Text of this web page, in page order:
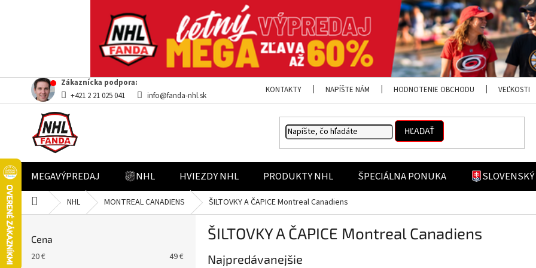
Prejsť
obsah
Zákaznícka podpora:
+421 2 21 025 041
info@fanda-nhl.sk
KONTAKTY NAPÍŠTE NÁM HODNOTENIE OBCHODU VEĽKOSTI
HĽADAŤ
MEGAVÝPREDAJ NHL HVIEZDY NHL PRODUKTY NHL ŠPECIÁLNA PONUKA
DomovNHL MONTREAL CANADIENS ŠILTOVKY A ČAPICE Montreal Canadiens
Cena
20€ 49€
ŠILTOVKY A ČAPICE Montreal Canadiens
Najpredávanejšie